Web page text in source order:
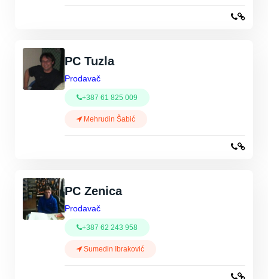
PC Tuzla
Prodavač
+387 61 825 009
Mehrudin Šabić
PC Zenica
Prodavač
+387 62 243 958
Sumedin Ibraković